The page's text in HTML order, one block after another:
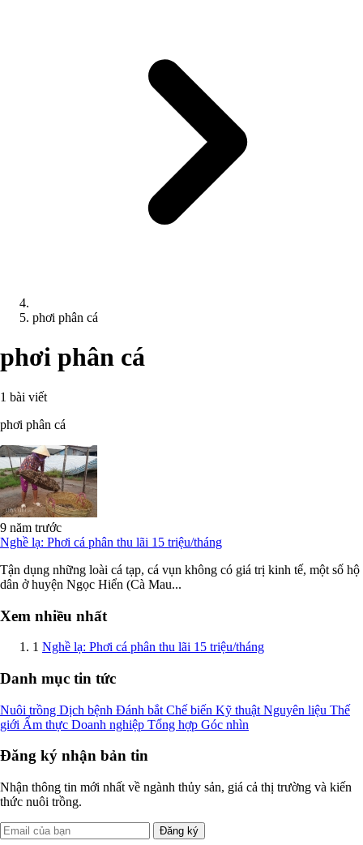
phơi phân cá
phơi phân cá
1 bài viết
phơi phân cá
9 năm trước
Nghề lạ: Phơi cá phân thu lãi 15 triệu/tháng
Tận dụng những loài cá tạp, cá vụn không có giá trị kinh tế, một số hộ
dân ở huyện Ngọc Hiển (Cà Mau...
Xem nhiều nhất
1 Nghề lạ: Phơi cá phân thu lãi 15 triệu/tháng
Danh mục tin tức
Nuôi trồng Dịch bệnh Đánh bắt Chế biến Kỹ thuật Nguyên liệu Thế
giới Ẩm thực Doanh nghiệp Tổng hợp Góc nhìn
Đăng ký nhận bản tin
Nhận thông tin mới nhất về ngành thủy sản, giá cả thị trường và kiến
thức nuôi trồng.
Đăng ký